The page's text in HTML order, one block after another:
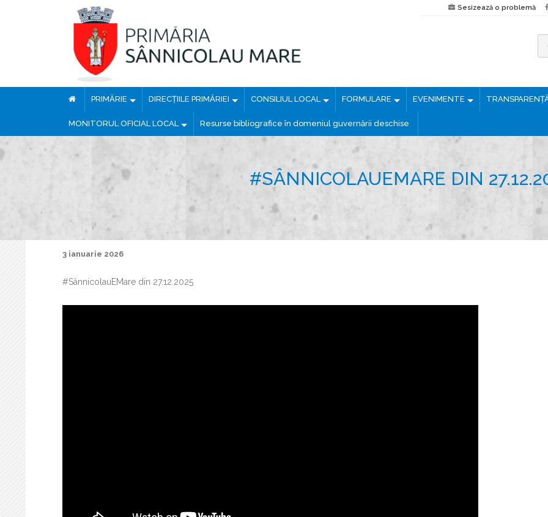
Sesizează o problemă
t
PRIMĂRIE DIRECȚIILE PRIMĂRIEI CONSILIUL LOCAL FORMULARE EVENIMENTE
MONITORUL OFICIAL LOCAL Resurse bibliografice în domeniul guvernării deschise
#SÂNNICOLAUEMARE DIN
3 ianuarie 2026
#SânnicolauEMare din 27.12.2025